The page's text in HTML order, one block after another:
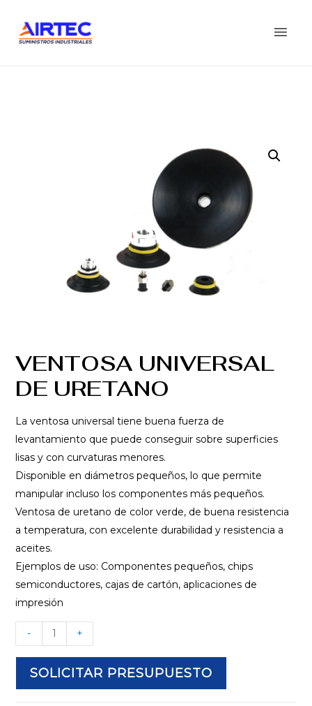
VENTOSA UNIVERSAL
DE URETANO
La ventosa universal tiene buena fuerza de
levantamiento que puede conseguir sobre superficies
lisas y con curvaturas menores.
Disponible en diámetros pequeños, lo que permite
manipular incluso los componentes más pequeños.
Ventosa de uretano de color verde, de buena resistencia
a temperatura, con excelente durabilidad y resistencia a
aceites.
Ejemplos de uso: Componentes pequeños, chips
semiconductores, cajas de cartón, aplicaciones de
impresión
- +
SOLICITAR PRESUPUESTO